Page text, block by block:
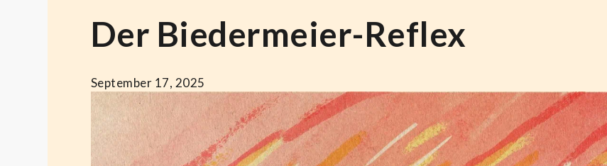
Der Biedermeier-Reflex
September 17, 2025